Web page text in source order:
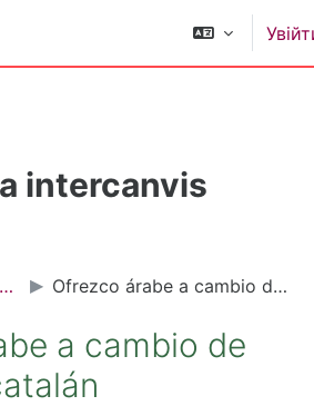
intercanvis
Fòrum per a intercanvis lingüístics Ofrezco árabe a cambio de español o catalán
a cambio de